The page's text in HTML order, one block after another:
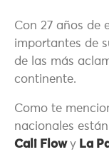
Con 27 años de
importantes de
de las más
continente.
Como te
nacionales
Cali Flowy La